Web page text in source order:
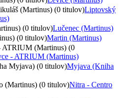
(Martinus) (0 titulov)Liptovský
(0 titulov)Lučenec (Martinus)
(0 titulov)Martin (Martinus)
ATRIUM (Martinus) (0
- ATRIUM (Martinus)
Myjava) (0 titulov)Myjava (Kniha
(Martinus) (0 titulov)Nitra - Centro